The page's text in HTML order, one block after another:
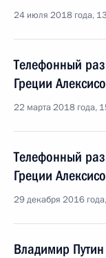
24 июля 2018 года,
Телефонный
Греции
22 марта 2018 года,
Телефонный
Греции
29 декабря 2016
Владимир